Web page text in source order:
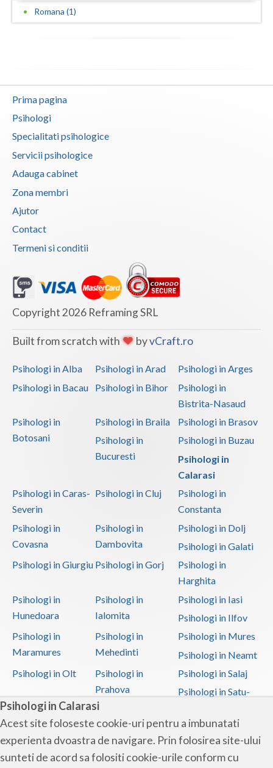
Psihologi in Calarasi
Acest site foloseste cookie-uri pentru a imbunatati
experienta dvoastra de navigare. Prin folosirea site-ului
sunteti de acord sa folositi cookie-urile conform cu
Romana (1)
Prima pagina
Psihologi
Specialitati psihologice
Servicii psihologice
Adauga cabinet
Zona membri
Ajutor
Contact
Termeni si conditii
Copyright 2026 Reframing SRL
Built from scratch with byvCraft.ro
Psihologi in Alba Psihologi in Arad
Psihologi in Arges
Psihologi in Bacau
Psihologi in Bihor
Psihologi in
Bistrita-Nasaud
Psihologi in
Botosani
Psihologi in Braila
Psihologi in Brasov
Psihologi in
Bucuresti
Psihologi in Buzau
Psihologi in
Calarasi
Psihologi in Caras-
Severin
Psihologi in Cluj
Psihologi in
Constanta
Psihologi in
Covasna
Psihologi in
Dambovita
Psihologi in Dolj
Psihologi in Galati
Psihologi in Giurgiu Psihologi in Gorj
Psihologi in
Harghita
Psihologi in
Hunedoara
Psihologi in
Ialomita
Psihologi in Iasi
Psihologi in Ilfov
Psihologi in
Maramures
Psihologi in
Mehedinti
Psihologi in Mures
Psihologi in Neamt
Psihologi in Olt
Psihologi in
Prahova
Psihologi in Salaj
Psihologi in Satu-
Psihologi in Sibiu
Psihologi in
Suceava
Psihologi in
Teleorman
Psihologi in Timis
Psihologi in Tulcea Psihologi in Valcea